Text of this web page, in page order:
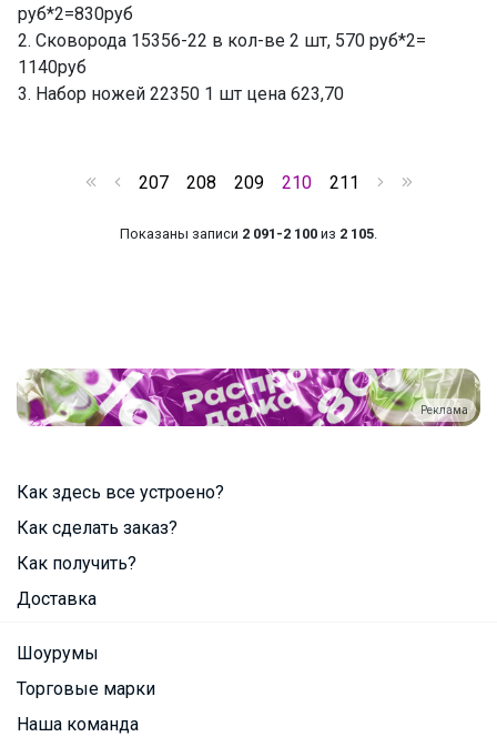
руб*2=830руб
2. Сковорода 15356-22 в кол-ве 2 шт, 570 руб*2=
1140руб
3. Набор ножей 22350 1 шт цена 623,70
207 208 209 210 211
Показаны записи 2 091-2 100 из 2 105.
Реклама
Как здесь все устроено?
Как сделать заказ?
Как получить?
Доставка
Шоурумы
Торговые марки
Наша команда